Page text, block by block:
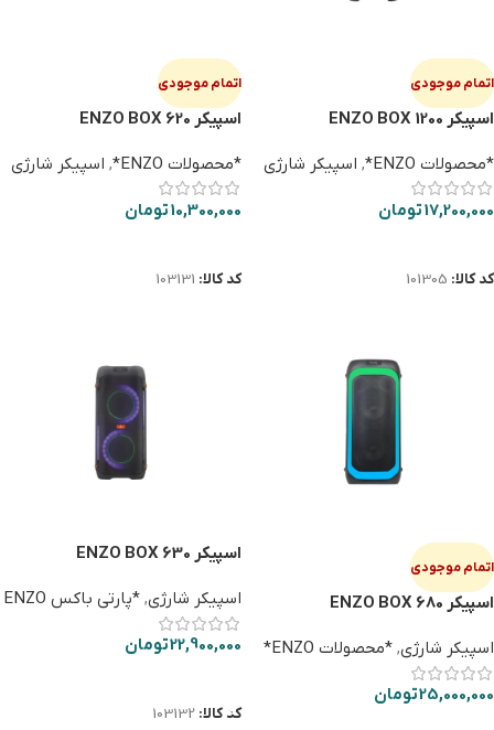
اتمام موجودی
اسپیکر ENZO BOX 1200
*محصولات ENZO*
, اسپیکر شارژی
17,200,000تومان
کد کالا: 101305
اتمام موجودی
اسپیکر ENZO BOX 620
*محصولات ENZO* , اسپیکر شارژی
10,300,000تومان
کد کالا: 103131
اتمام موجودی
اسپیکر ENZO BOX 680
اسپیکر شارژی, *محصولات ENZO*
25,000,000تومان
اسپیکر ENZO BOX 630
اسپیکر شارژی, *پارتی باکس ENZO
22,900,000تومان
کد کالا: 103132